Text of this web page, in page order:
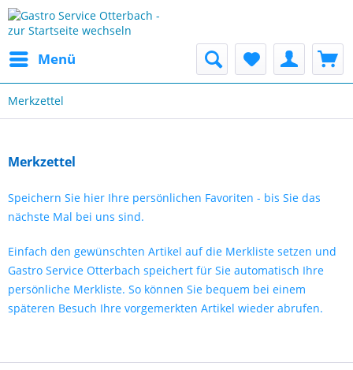
Menü
Merkzettel
Merkzettel
Speichern Sie hier Ihre persönlichen Favoriten - bis Sie das
nächste Mal bei uns sind.
Einfach den gewünschten Artikel auf die Merkliste setzen und
Gastro Service Otterbach speichert für Sie automatisch Ihre
persönliche Merkliste. So können Sie bequem bei einem
späteren Besuch Ihre vorgemerkten Artikel wieder abrufen.